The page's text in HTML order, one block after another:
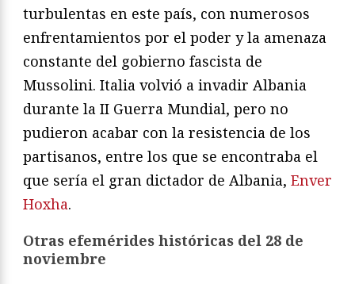
turbulentas en este país, con numerosos
enfrentamientos por el poder y la amenaza
constante del gobierno fascista de
Mussolini. Italia volvió a invadir Albania
durante la II Guerra Mundial, pero no
pudieron acabar con la resistencia de los
partisanos, entre los que se encontraba el
que sería el gran dictador de Albania, Enver
Hoxha.
Otras efemérides históricas del 28 de
noviembre